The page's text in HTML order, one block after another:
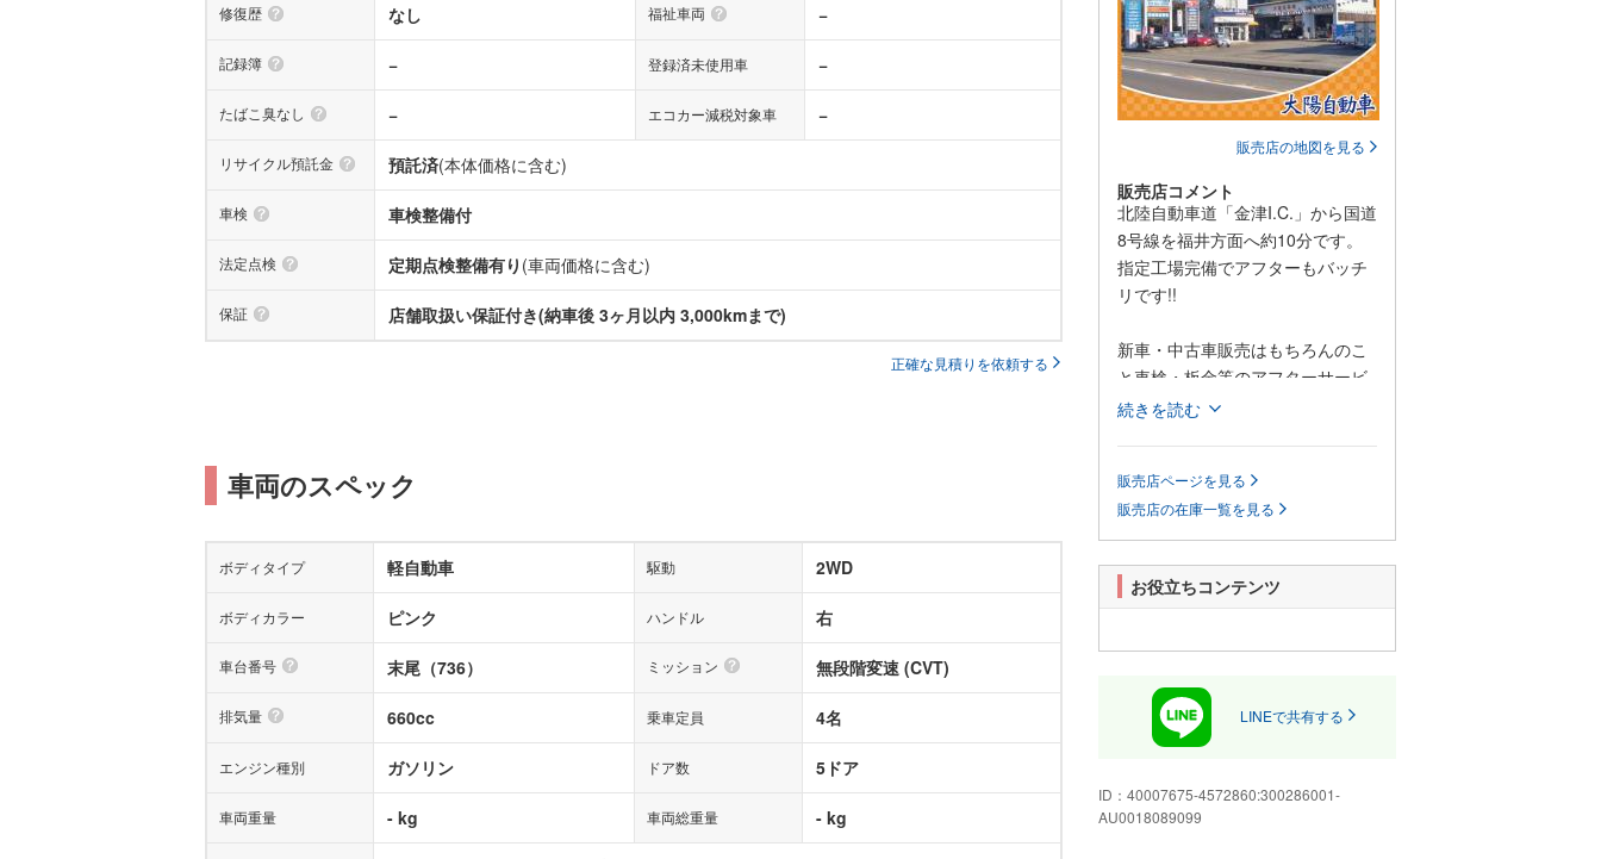
修復歴 なし 福祉車両 −
記録簿 − 登録済未使用車 −
たばこ臭なし − エコカー減税対象車 −
リサイクル預託金 預託済(本体価格に含む)
車検 車検整備付
法定点検 定期点検整備有り (車両価格に含む)
保証 店舗取扱い保証付き(納車後 3ヶ月以内 3,000kmまで)
正確な見積りを依頼する
車両のスペック
ボディタイプ 軽自動車 駆動 2WD
ボディカラー ピンク ハンドル 右
車台番号 末尾（736） ミッション 無段階変速 (CVT)
排気量 660cc 乗車定員 4名
エンジン種別 ガソリン ドア数 5ドア
車両重量 - kg 車両総重量 - kg
販売店の地図を見る
販売店コメント
北陸自動車道「金津I.C.」から国道
8号線を福井方面へ約10分です。
指定工場完備でアフターもバッチ
リです!!
新車・中古車販売はもちろんのこ
と車検・板金等のアフターサービ
スも充実しております
現金買取、自動車保険をはじめ車
検、一般修理、板金塗装と、一貫
して業務しております。お車のこ
となら何でもご相談ください。
お客様との縁を大事にしておりま
さん聞かせてください。新型コロ
お子様連れや、女性の方もお気軽
です。明るく清潔な店内でごゆっ
くりおくつろぎ下さい!
続きを読む
販売店ページを見る
販売店の在庫一覧を見る
お役立ちコンテンツ
LINEで共有する
ID： 40007675-4572860:300286001-
AU0018089099